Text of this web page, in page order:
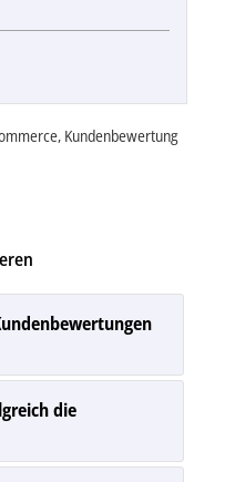
, Kundenbewertung
die